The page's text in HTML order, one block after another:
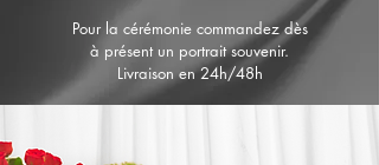
Pour la cérémonie commandez dès
à présent un portrait souvenir.
Livraison en 24h/48h